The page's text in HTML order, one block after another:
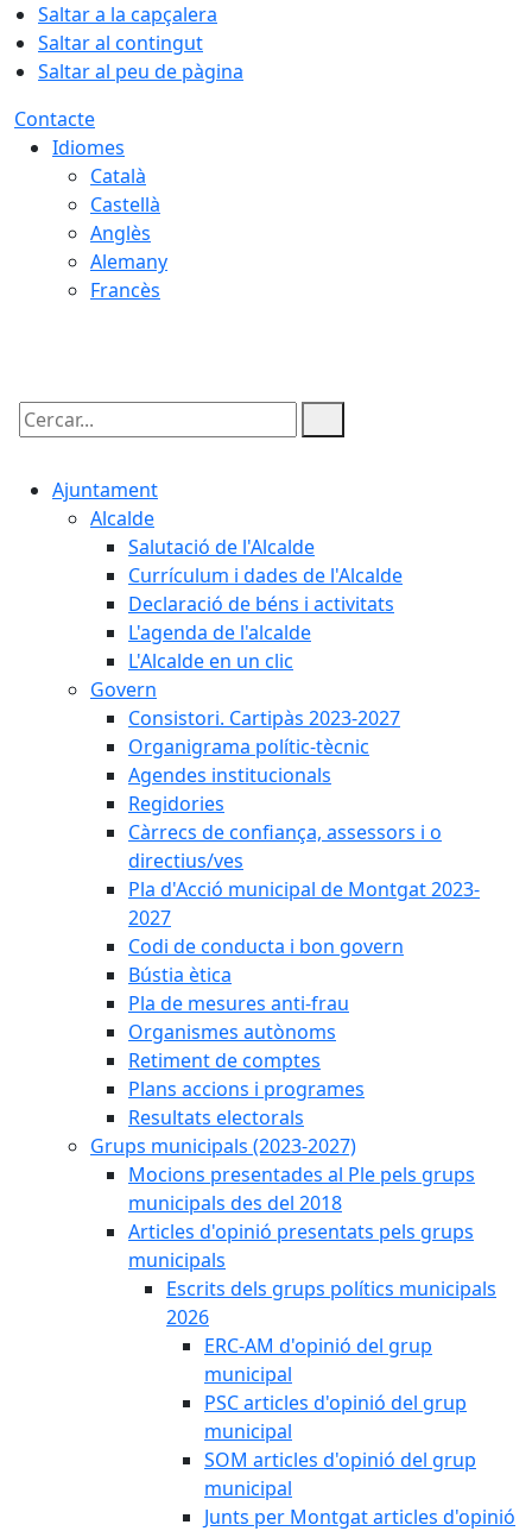
Saltar a la capçalera
Saltar al contingut
Saltar al peu de pàgina
Contacte
Idiomes
Català
Castellà
Anglès
Alemany
Francès
Cercar:
Ajuntament
Alcalde
Salutació de l'Alcalde
Currículum i dades de l'Alcalde
Declaració de béns i activitats
L'agenda de l'alcalde
L'Alcalde en un clic
Govern
Consistori. Cartipàs 2023-2027
Organigrama polític-tècnic
Agendes institucionals
Regidories
Càrrecs de confiança, assessors i o
directius/ves
Pla d'Acció municipal de Montgat 2023-
2027
Codi de conducta i bon govern
Bústia ètica
Pla de mesures anti-frau
Organismes autònoms
Retiment de comptes
Plans accions i programes
Resultats electorals
Grups municipals (2023-2027)
Mocions presentades al Ple pels grups
municipals des del 2018
Articles d'opinió presentats pels grups
municipals
Escrits dels grups polítics municipals
2026
ERC-AM d'opinió del grup
municipal
PSC articles d'opinió del grup
municipal
SOM articles d'opinió del grup
municipal
Junts per Montgat articles d'opinió